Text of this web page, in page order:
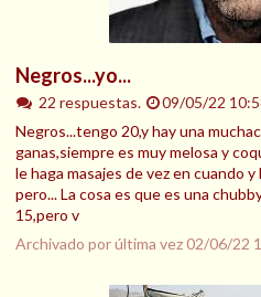
Negros...yo...
22 respuestas.
09/05/22
Negros...tengo 20,y hay una
ganas,siempre es muy melosa y
le haga masajes de vez en cuando y
pero... La cosa es que es una
15,pero v
Archivado por última vez02/06/22